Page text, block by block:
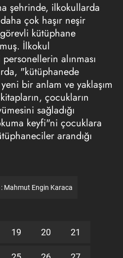
şehrinde, ilkokullarda
çok haşır neşir
kütüphane
İlkokul
alınması
"kütüphanede
bir anlam ve yaklaşım
çocukların
sağladığı
keyfi"ni çocuklara
arandığı
Mahmut Engin Karaca
19 20 21